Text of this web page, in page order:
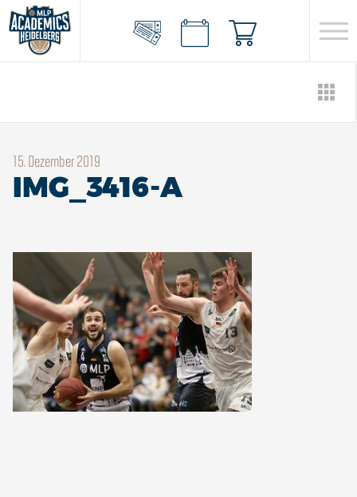
15. Dezember 2019
IMG_3416-A